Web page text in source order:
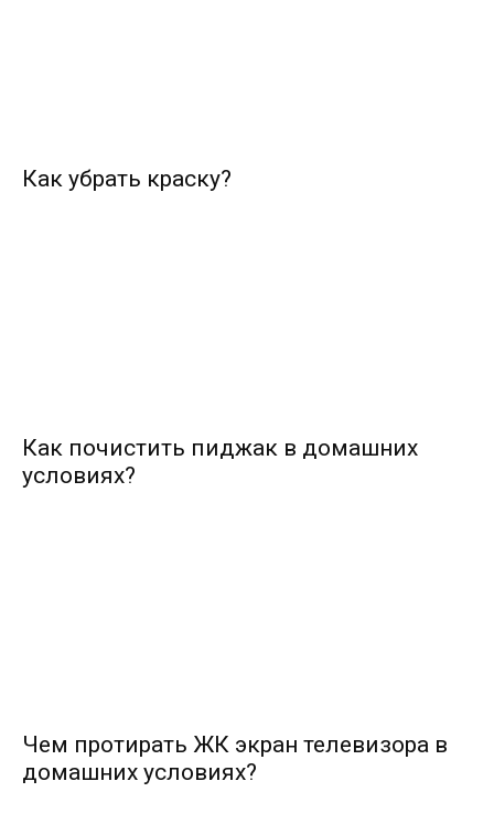
Как убрать краску?
Как почистить пиджак в домашних
условиях?
Чем протирать ЖК экран телевизора в
домашних условиях?